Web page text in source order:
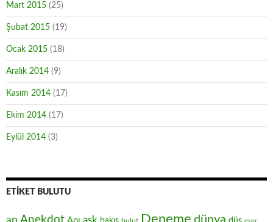
Mart 2015 (25)
Şubat 2015 (19)
Ocak 2015 (18)
Aralık 2014 (9)
Kasım 2014 (17)
Ekim 2014 (17)
Eylül 2014 (3)
ETIKET BULUTU
Deneme